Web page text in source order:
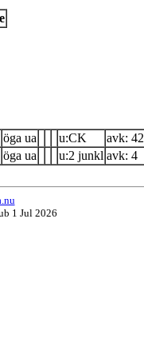
öga ua u:CK
avk: 42
öga ua u:2 junkl avk: 4
1 Jul 2026